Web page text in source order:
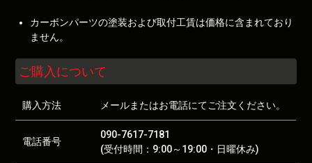
カーボンパーツの塗装および取付工賃は価格に含まれており
ません。
ご購入について
購入方法 メールまたはお電話にてご注文ください。
電話番号
090-7617-7181
(受付時間：9:00～19:00・日曜休み)